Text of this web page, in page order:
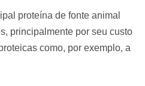
proteína de fonte animal
principalmente por seu custo
como, por exemplo, a